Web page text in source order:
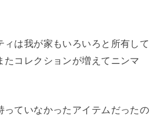
ィは我が家もいろいろと所有して
たコレクションが増えてニンマ
っていなかったアイテムだったの